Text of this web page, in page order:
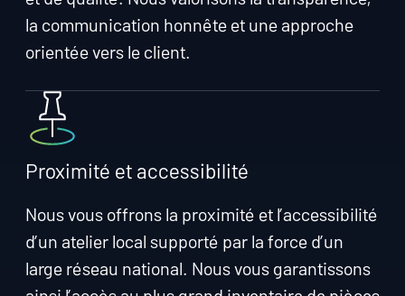
la communication honnête et une approche
orientée vers le client.
Proximité et accessibilité
Nous vous offrons la proximité et l’accessibilité
d’un atelier local supporté par la force d’un
large réseau national. Nous vous garantissons